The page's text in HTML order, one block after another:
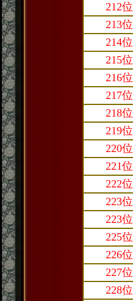
212位
213位
214位
215位
216位
217位
218位
219位
220位
221位
222位
223位
223位
225位
226位
227位
228位